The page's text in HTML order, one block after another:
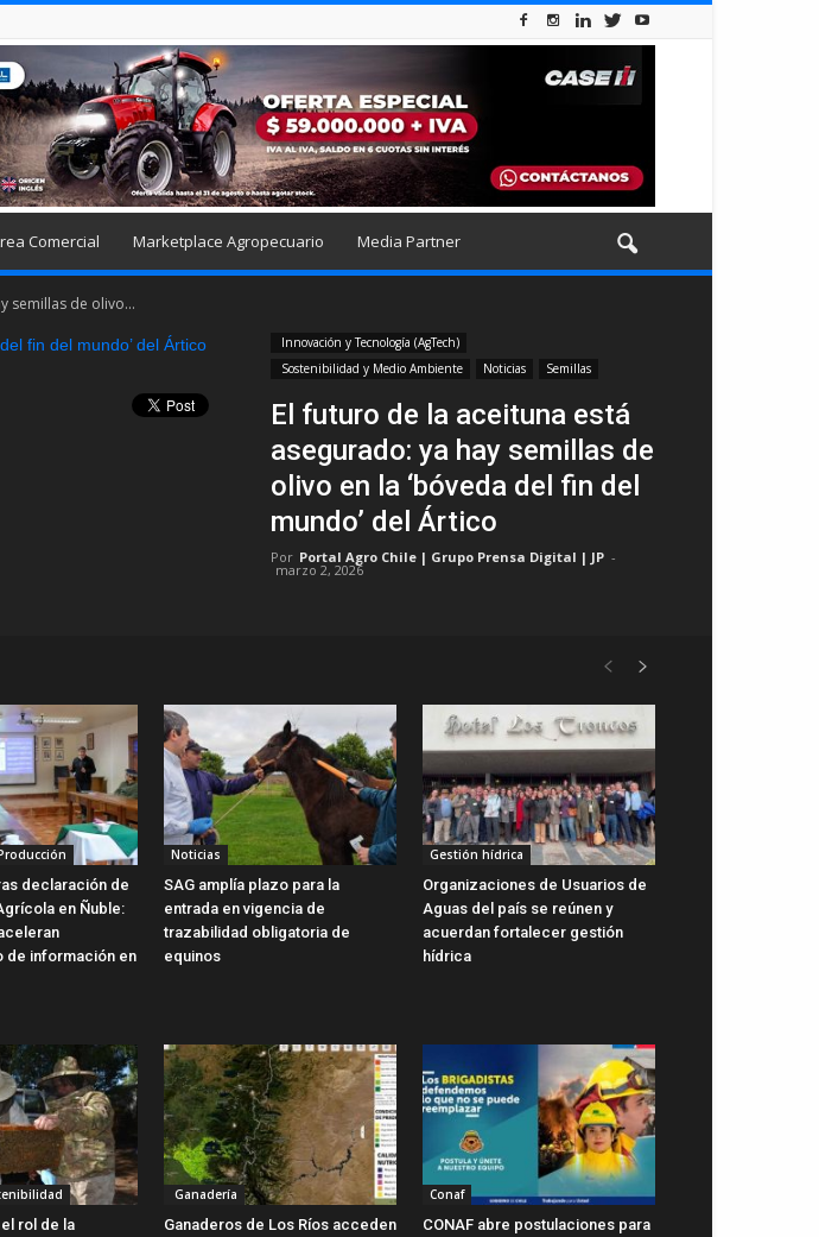
Comercial Marketplace Agropecuario Media Partner
semillas de olivo...
Innovación y Tecnología (AgTech)
Sostenibilidad y Medio Ambiente
Noticias Semillas
El futuro de la aceituna está
asegurado: ya hay semillas de
olivo en la ‘bóveda del fin del
mundo’ del Ártico
Por Portal Agro Chile | Grupo Prensa Digital | JP -
marzo 2, 2026
declaración de
en Ñuble:
de información en
Noticias
SAG amplía plazo para la
entrada en vigencia de
trazabilidad obligatoria de
equinos
Gestión hídrica
Organizaciones de Usuarios de
Aguas del país se reúnen y
acuerdan fortalecer gestión
hídrica
rol de la
Ganadería
Ganaderos de Los Ríos acceden
Conaf
CONAF abre postulaciones para